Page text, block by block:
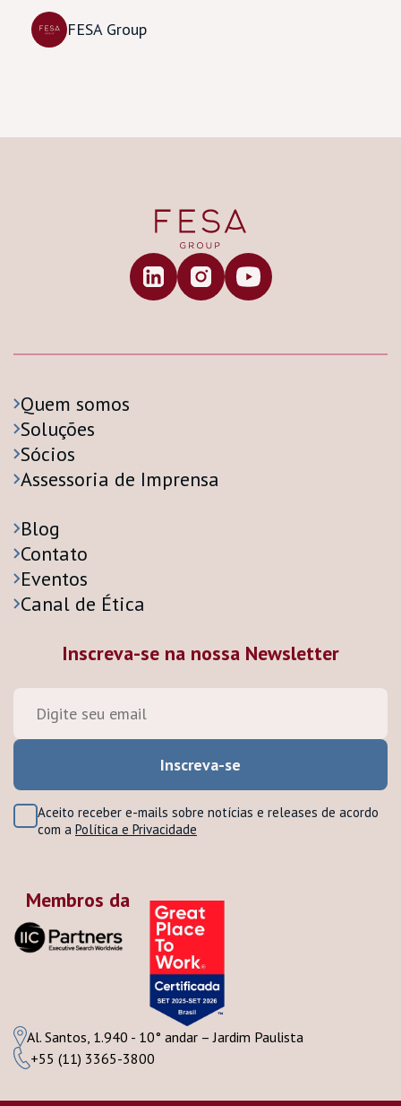
FESA Group
Quem somos
Soluções
Sócios
Assessoria de Imprensa
Blog
Contato
Eventos
Canal de Ética
Inscreva-se na nossa Newsletter
Aceito receber e-mails sobre notícias e releases de acordo
com a Política e Privacidade
+55 (11) 3365-3800
Al. Santos, 1.940 - 10° andar – Jardim Paulista
Membros da